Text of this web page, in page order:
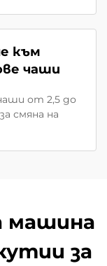
към
чаши
от 2,5 до
смяна на
машина
за